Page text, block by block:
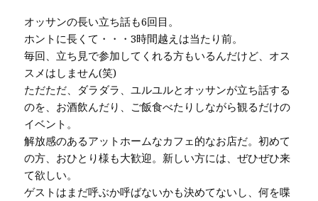
オッサンの長い立ち話も6回目。
ホントに長くて・・・3時間越えは当たり前。
毎回、立ち見で参加してくれる方もいるんだけど、オス
スメはしません(笑)
ただただ、ダラダラ、ユルユルとオッサンが立ち話する
のを、お酒飲んだり、ご飯食べたりしながら観るだけの
イベント。
解放感のあるアットホームなカフェ的なお店だ。初めて
の方、おひとり様も大歓迎。新しい方には、ぜひぜひ来
て欲しい。
ゲストはまだ呼ぶか呼ばないかも決めてないし、何を喋